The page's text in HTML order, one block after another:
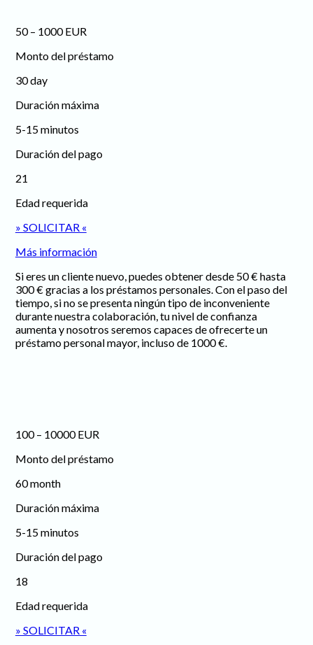
50 – 1000 EUR
Monto del préstamo
30 day
Duración máxima
5-15 minutos
Duración del pago
21
Edad requerida
» SOLICITAR «
Más información
Si eres un cliente nuevo, puedes obtener desde 50 € hasta
300 € gracias a los préstamos personales. Con el paso del
tiempo, si no se presenta ningún tipo de inconveniente
durante nuestra colaboración, tu nivel de confianza
aumenta y nosotros seremos capaces de ofrecerte un
préstamo personal mayor, incluso de 1000 €.
100 – 10000 EUR
Monto del préstamo
60 month
Duración máxima
5-15 minutos
Duración del pago
18
Edad requerida
» SOLICITAR «